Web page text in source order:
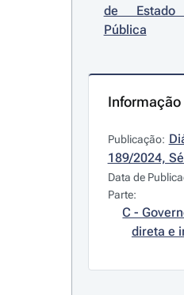
de Estado
Pública
Publicação:
189/2024,
Data de
Parte:
C -
direta e